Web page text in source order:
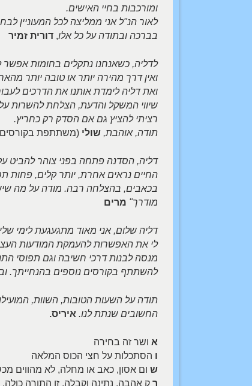
ומורכבות בחיי האישים.
לאור הנ"ל אני ממליצה לכל המעוניין
בברכה ובתודה על כל אלו, דורית זמיר
לדליה, כשאנחנו נתקלים בחומות
ואין דרך מהירה יותר או טובה יותר
ואת דליה לימדת אותנו את הדרכים
שיווי המשקל והדעת, הצלחת להשרות
רציתי להציץ גם אם הסדק רק כחריץ.
תודה, אוהבת, שולי (משתתפת בקורסים
דליה, הסדנה פתחה בפני צוהר להביט
החיים נראים אחרת, יותר קלים, פחות
בכאבים, בהצלחה רבה. מודה על מה
מודרך" מרים
דליה שלום, אני מאוד מתגעגעת לימי
לי את האפשרות להעמקת המודעות
מנסה לבנות דרכי חשיבה וגם תפוסי
להשתתף בקורסים נוספים בהנחייתך.
תודה על השעות הטובות, השוות,
החשובים שנתת לנו. איריס.
א ושר זה בחירה
ו הסתכלות על חצי הכוס המלאה
ש ום אסון, כאב או מחלה, לא מהווים
ר ק אהבה, נתינה וקבלה, זו התורה כולה.